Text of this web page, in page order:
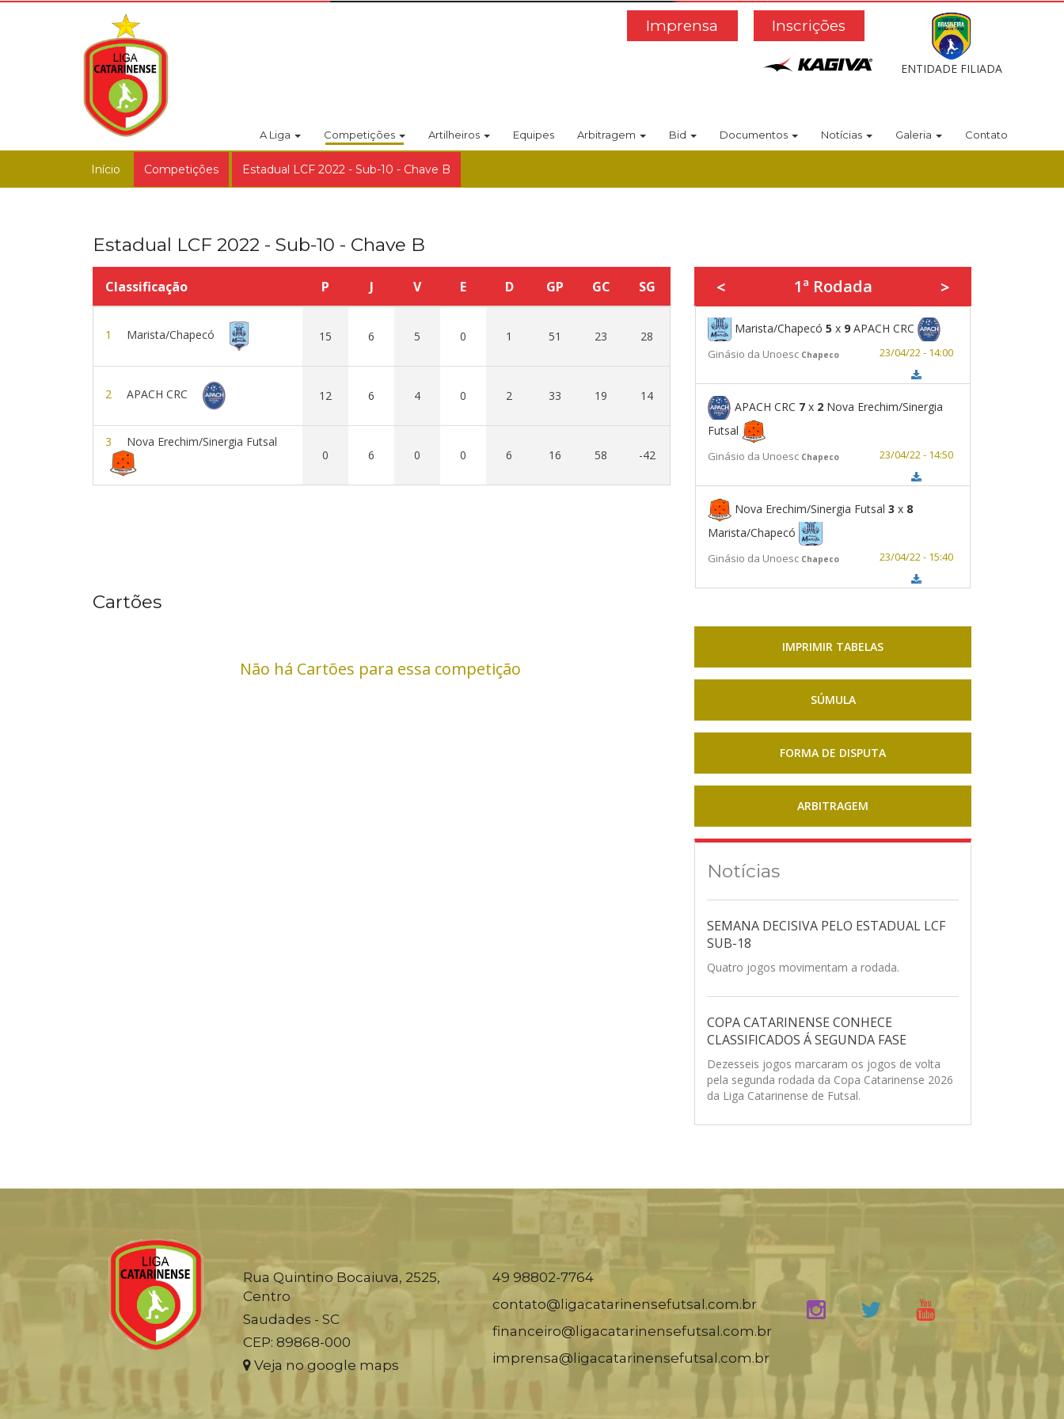
Inscrições
Imprensa
ENTIDADE FILIADA
A Liga Competições Artilheiros Equipes Arbitragem Bid Documentos Notícias Galeria Contato
Início Competições Estadual LCF 2022 - Sub-10 - Chave B
Estadual LCF 2022 - Sub-10 - Chave B
Classificação P J V E D GP GC SG
1 Marista/Chapecó 15 6 5 0 1 51 23 28
2 APACH CRC 12 6 4 0 2 33 19 14
3
Nova Erechim/Sinergia Futsal
0
6 0 0 6 16 58 -42
< 1ª Rodada >
Marista/Chapecó 5 x 9 APACH CRC
Ginásio da Unoesc Chapeco 23/04/22 - 14:00
APACH CRC 7 x 2 Nova Erechim/Sinergia
Futsal
Ginásio da Unoesc Chapeco 23/04/22 - 14:50
Nova Erechim/Sinergia Futsal 3 x 8
Marista/Chapecó
Ginásio da Unoesc Chapeco 23/04/22 - 15:40
Cartões
Não há Cartões para essa competição
IMPRIMIR TABELAS
SÚMULA
FORMA DE DISPUTA
ARBITRAGEM
Notícias
SEMANA DECISIVA PELO ESTADUAL LCF
SUB-18
Quatro jogos movimentam a rodada.
COPA CATARINENSE CONHECE
CLASSIFICADOS Á SEGUNDA FASE
Dezesseis jogos marcaram os jogos de volta
pela segunda rodada da Copa Catarinense 2026
da Liga Catarinense de Futsal.
Rua Quintino Bocaiuva, 2525,
Centro
Saudades - SC
CEP: 89868-000
Veja no google maps
49 98802-7764
contato@ligacatarinensefutsal.com.br
financeiro@ligacatarinensefutsal.com.br
imprensa@ligacatarinensefutsal.com.br